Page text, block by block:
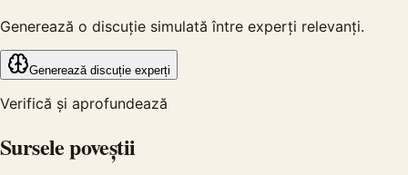
Generează o discuție simulată între experți relevanți.
Generează discuție experți
Verifică și aprofundează
Sursele poveștii